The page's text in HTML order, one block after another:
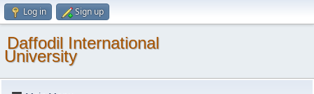
Log in Sign up
Daffodil International
University